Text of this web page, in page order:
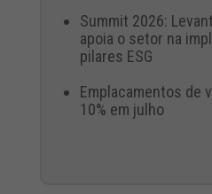
Summit 2026:
apoia o setor na
pilares ESG
Emplacamentos de
10% em julho